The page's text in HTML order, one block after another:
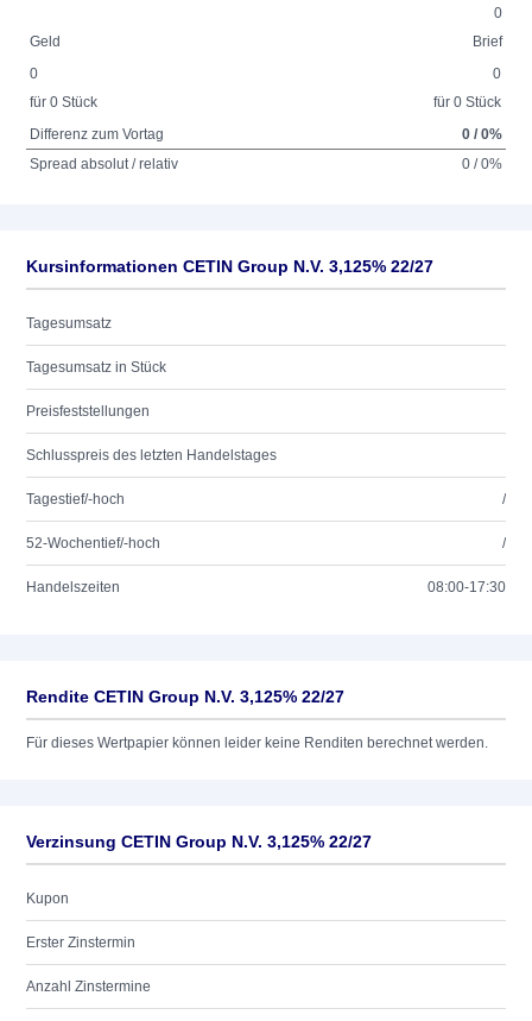
0
Geld
Brief
0
für 0 Stück
0
für 0 Stück
Differenz zum Vortag
0 / 0%
Spread absolut / relativ
0 / 0%
Kursinformationen CETIN Group N.V. 3,125% 22/27
Tagesumsatz
Tagesumsatz in Stück
Preisfeststellungen
Schlusspreis des letzten Handelstages
Tagestief/-hoch /
52-Wochentief/-hoch /
Handelszeiten 08:00-17:30
Rendite CETIN Group N.V. 3,125% 22/27
Für dieses Wertpapier können leider keine Renditen berechnet werden.
Verzinsung CETIN Group N.V. 3,125% 22/27
Kupon
Erster Zinstermin
Anzahl Zinstermine